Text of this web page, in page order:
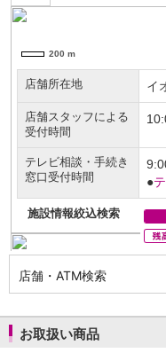
金銭信託
取扱商品一覧
iDeCo・国民年金基金
iDeCo（個人型確定拠出年金
国民年金基金
ロボアドバイザークラウド
WealthNavi for イオン銀行
funds
ローン
住宅ローン
新規お借入れの方
お借換えの方
フラット35
リ・バース60
カードローン
店舗・ATM検索
お取扱い商品